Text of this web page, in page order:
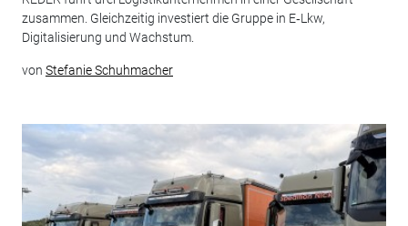
zusammen. Gleichzeitig investiert die Gruppe in E‑Lkw,
Digitalisierung und Wachstum.
von Stefanie Schuhmacher